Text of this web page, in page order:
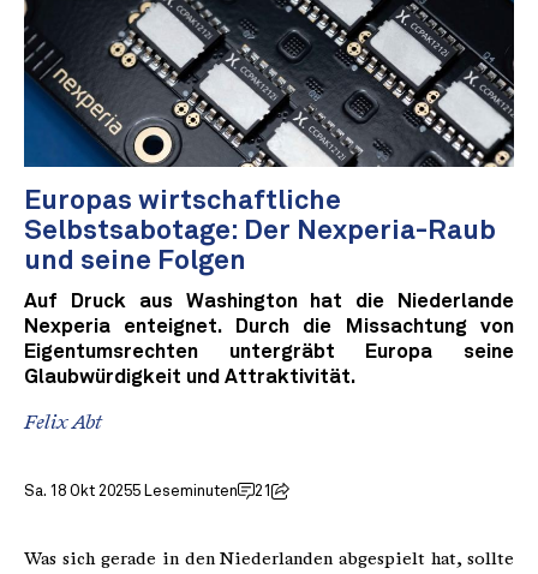
Europas wirtschaftliche
Selbstsabotage: Der Nexperia-Raub
und seine Folgen
Auf Druck aus Washington hat die Niederlande
Nexperia enteignet. Durch die Missachtung von
Eigentumsrechten untergräbt Europa seine
Glaubwürdigkeit und Attraktivität.
Felix Abt
Sa. 18 Okt 20255 Leseminuten 21
Was sich gerade in den Niederlanden abgespielt hat, sollte